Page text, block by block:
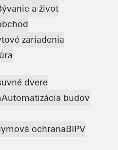
a život
zariadenia
dvere
Automatizácia budov
ochranaBIPV